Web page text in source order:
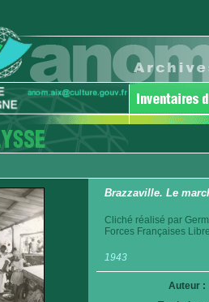
Brazzaville. Le
Cliché réalisé par
Forces Françaises
1943
Auteur :